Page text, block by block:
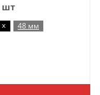
шт
x
48 мм